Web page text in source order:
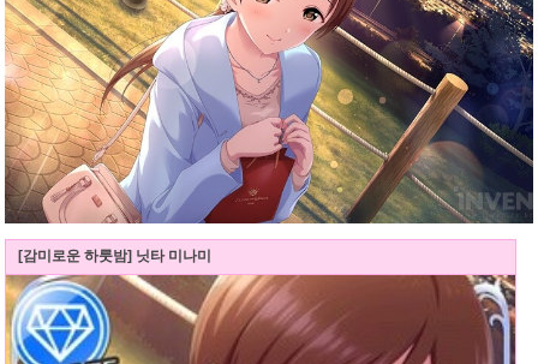
[감미로운 하룻밤] 닛타 미나미